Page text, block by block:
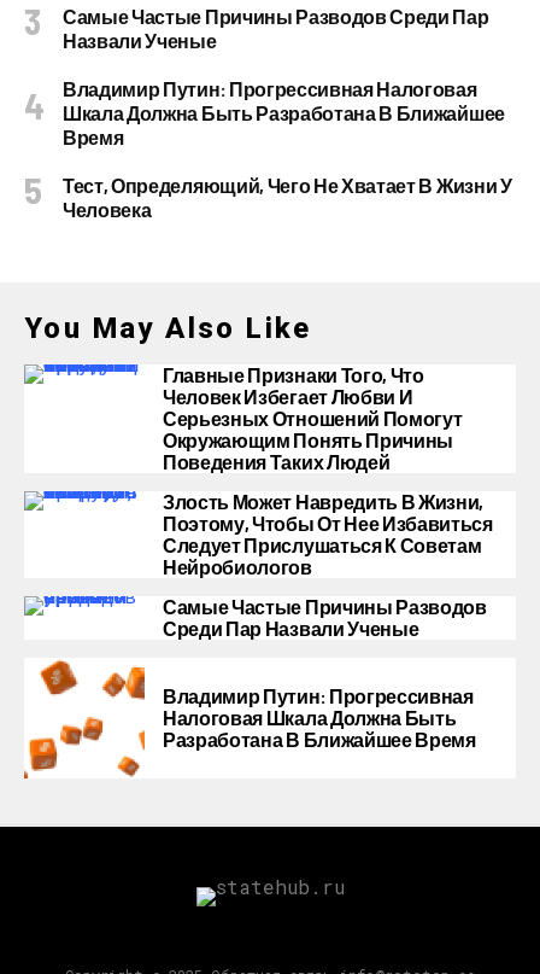
Самые Частые Причины Разводов Среди Пар
Назвали Ученые
Владимир Путин: Прогрессивная Налоговая
Шкала Должна Быть Разработана В Ближайшее
Время
Тест, Определяющий, Чего Не Хватает В Жизни У
Человека
You May Also Like
Главные Признаки Того, Что
Человек Избегает Любви И
Серьезных Отношений Помогут
Окружающим Понять Причины
Поведения Таких Людей
Злость Может Навредить В Жизни,
Поэтому, Чтобы От Нее Избавиться
Следует Прислушаться К Советам
Нейробиологов
Самые Частые Причины Разводов
Среди Пар Назвали Ученые
Владимир Путин: Прогрессивная
Налоговая Шкала Должна Быть
Разработана В Ближайшее Время